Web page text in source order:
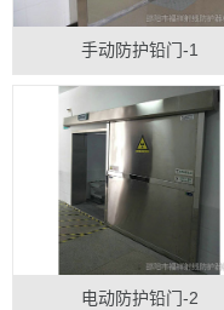
手动防护铅门-1
电动防护铅门-2